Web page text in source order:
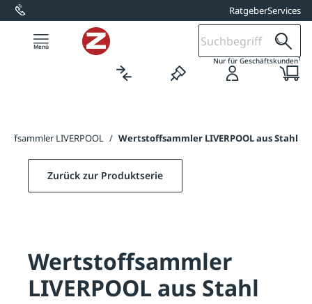
springen RatgeberServices
Nur für Geschäftskunden1
LIVERPOOL / Wertstoffsammler LIVERPOOL aus Stahl
Zurück zur Produktserie
Wertstoffsammler
LIVERPOOL aus Stahl